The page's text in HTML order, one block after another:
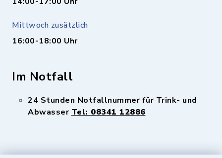
Mittwoch zusätzlich
16:00-18:00 Uhr
Im Notfall
24 Stunden Notfallnummer für Trink- und
Abwasser Tel: 08341 12886